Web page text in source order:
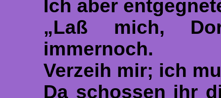
Ich aber
„Laß mich,
immernoch.
Verzeih mir; ich
Da schossen ihr